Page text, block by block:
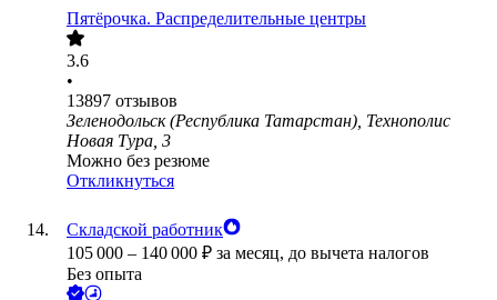
Пятёрочка. Распределительные центры
3.6
•
13897 отзывов
Зеленодольск (Республика Татарстан), Технополис
Новая Тура, 3
Можно без резюме
Откликнуться
Складской работник
105 000 – 140 000 ₽ за месяц, до вычета налогов
Без опыта